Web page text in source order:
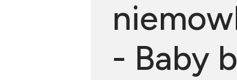
- Baby